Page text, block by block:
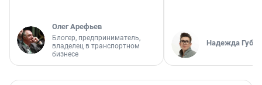
Олег Арефьев
Блогер, предприниматель,
владелец в транспортном
бизнесе
Надежда